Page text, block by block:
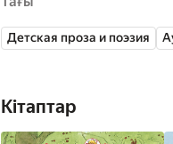
лет.
авторов и иллюстраторов.
Детская проза и поэзия
Кітаптар